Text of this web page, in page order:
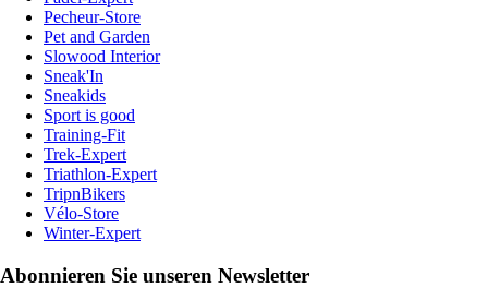
Pecheur-Store
Pet and Garden
Slowood Interior
Sneak'In
Sneakids
Sport is good
Training-Fit
Trek-Expert
Triathlon-Expert
TripnBikers
Vélo-Store
Winter-Expert
Abonnieren Sie unseren Newsletter